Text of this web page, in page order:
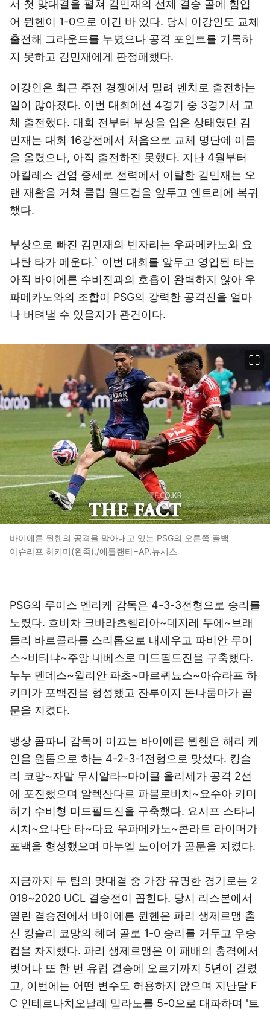
서 첫 맞대결을 펼쳐 김민재의 선제 결승 골에 힘입
어 뮌헨이 1-0으로 이긴 바 있다. 당시 이강인도 교체
출전해 그라운드를 누볐으나 공격 포인트를 기록하
지 못하고 김민재에게 판정패했다.
이강인은 최근 주전 경쟁에서 밀려 벤치로 출전하는
일이 많아졌다. 이번 대회에선 4경기 중 3경기서 교
체 출전했다. 대회 전부터 부상을 입은 상태였던 김
민재는 대회 16강전에서 처음으로 교체 명단에 이름
을 올렸으나, 아직 출전하진 못했다. 지난 4월부터
아킬레스 건염 증세로 전력에서 이탈한 김민재는 오
랜 재활을 거쳐 클럽 월드컵을 앞두고 엔트리에 복귀
했다.
부상으로 빠진 김민재의 빈자리는 우파메카노와 요
나탄 타가 메운다.` 이번 대회를 앞두고 영입된 타는
아직 바이에른 수비진과의 호흡이 완벽하지 않아 우
파메카노와의 조합이 PSG의 강력한 공격진을 얼마
나 버텨낼 수 있을지가 관건이다.
바이에른 뮌헨의 공격을 막아내고 있는 PSG의 오른쪽 풀백
아슈라프 하키미(왼족)./애틀랜타=AP.뉴시스
PSG의 루이스 엔리케 감독은 4-3-3전형으로 승리를
노렸다. 흐비차 크바라츠헬리아~데지레 두에~브래
들리 바르콜라를 스리톱으로 내세우고 파비안 루이
스~비티냐~주앙 네베스로 미드필드진을 구축했다.
누누 멘데스~윌리안 파초~마르퀴뇨스~아슈라프 하
키미가 포백진을 형성했고 잔루이지 돈나룸마가 골
문을 지켰다.
뱅상 콤파니 감독이 이끄는 바이에른 뮌헨은 해리 케
인을 원톱으로 하는 4-2-3-1전형으로 맞섰다. 킹슬
리 코망~자말 무시알라~마이클 올리세가 공격 2선
에 포진했으며 알렉산다르 파블로비치~요수아 키미
히기 수비형 미드필드진을 구축했다. 요시프 스타니
시치~요나단 타~다요 우파메카노~콘라트 라이머가
포백을 형성했으며 마누엘 노이어가 골문을 지켰다.
지금까지 두 팀의 맞대결 중 가장 유명한 경기로는 2
019~2020 UCL 결승전이 꼽힌다. 당시 리스본에서
열린 결승전에서 바이에른 뮌헨은 파리 생제르맹 출
신 킹슬리 코망의 헤더 골로 1-0 승리를 거두고 우승
컵을 차지했다. 파리 생제르맹은 이 패배의 충격에서
벗어나 또 한 번 유럽 결승에 오르기까지 5년이 걸렸
고, 이번에는 어떤 변수도 허용하지 않으며 지난달 F
C 인테르나치오날레 밀라노를 5-0으로 대파하며 '트